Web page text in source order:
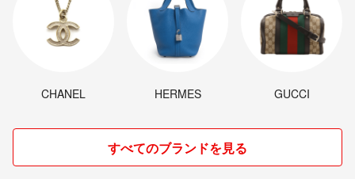
CHANEL HERMES GUCCI
すべてのブランドを見る